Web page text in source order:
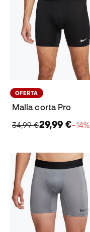
OFERTA
Malla corta Pro
34,99 €29,99 €−14%